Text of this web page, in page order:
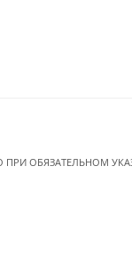
ПРИ ОБЯЗАТЕЛЬНОМ